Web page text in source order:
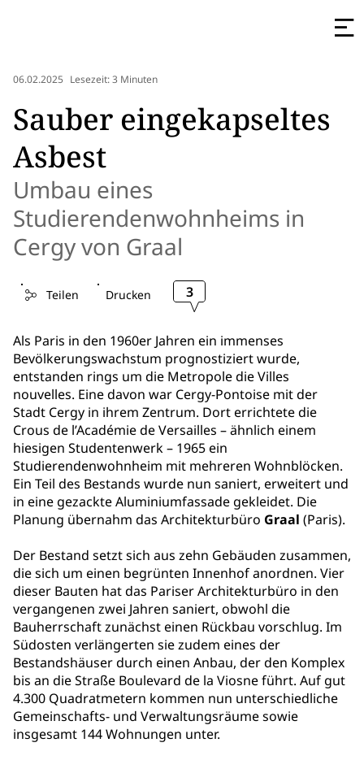
06.02.2025 Lesezeit: 3 Minuten
Sauber eingekapseltes
Asbest
Umbau eines
Studierendenwohnheims in
Cergy von Graal
Teilen Drucken 3
Als Paris in den 1960er Jahren ein immenses
Bevölkerungswachstum prognostiziert wurde,
entstanden rings um die Metropole die Villes
nouvelles. Eine davon war Cergy-Pontoise mit der
Stadt Cergy in ihrem Zentrum. Dort errichtete die
Crous de l’Académie de Versailles – ähnlich einem
hiesigen Studentenwerk – 1965 ein
Studierendenwohnheim mit mehreren Wohnblöcken.
Ein Teil des Bestands wurde nun saniert, erweitert und
in eine gezackte Aluminiumfassade gekleidet. Die
Planung übernahm das Architekturbüro Graal (Paris).
Der Bestand setzt sich aus zehn Gebäuden zusammen,
die sich um einen begrünten Innenhof anordnen. Vier
dieser Bauten hat das Pariser Architekturbüro in den
vergangenen zwei Jahren saniert, obwohl die
Bauherrschaft zunächst einen Rückbau vorschlug. Im
Südosten verlängerten sie zudem eines der
Bestandshäuser durch einen Anbau, der den Komplex
bis an die Straße Boulevard de la Viosne führt. Auf gut
4.300 Quadratmetern kommen nun unterschiedliche
Gemeinschafts- und Verwaltungsräume sowie
insgesamt 144 Wohnungen unter.